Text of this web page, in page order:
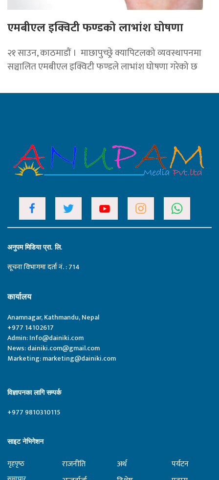
एमबीएल इक्विटी फण्डको लाभांश घोषणा
२१ साउन, काठमाडाैं । माछापुच्छ्र्रे क्यापिटलको व्यवस्थापनमा
सञ्चालित एमबीएल इक्विटी फण्डले लाभांश घोषणा गरेको छ
अनुपम मिडिया प्रा. लि.
सूचना विभागमा दर्ता नं. : 714
कार्यालय
Anamnagar, Kathmandu, Nepal
+977 14102617
Admin:Info@dainiki.com
News:dainiki.com@gmail.com
Marketing:marketing@dainiki.com
विज्ञापनका लागि सम्पर्क
+977 9810310115
साइट नेभिगेशन
गृहपृष्‍ठ
राजनीति
अर्थ
पर्यटन